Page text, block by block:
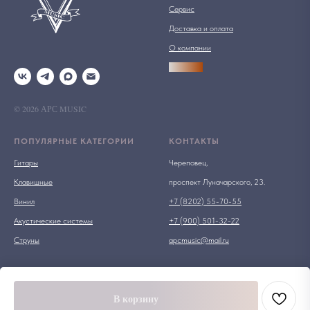
В корзину
© 2026 АРС MUSIC
Сервис
Доставка и оплата
О компании
ПОПУЛЯРНЫЕ КАТЕГОРИИ
Гитары
Клавишные
Винил
Акустические системы
Струны
КОНТАКТЫ
Череповец,
проспект Луначарского, 23.
+7 (8202) 55-70-55
+7 (900) 501-32-22
apcmusic@mail.ru